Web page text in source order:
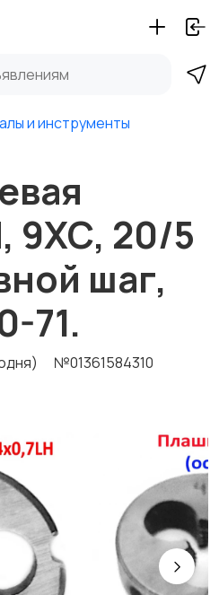
и инструменты
9ХС, 20/5
шаг,
71.
№01361584310